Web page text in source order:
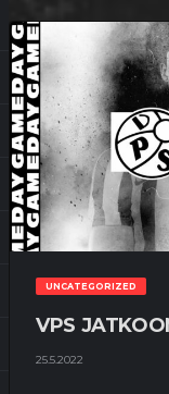
UNCATEGORIZED
VPS
25.5.2022